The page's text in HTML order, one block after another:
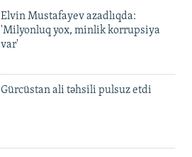
Elvin Mustafayev azadlıqda:
'Milyonluq yox, minlik korrupsiya
var'
Gürcüstan ali təhsili pulsuz etdi